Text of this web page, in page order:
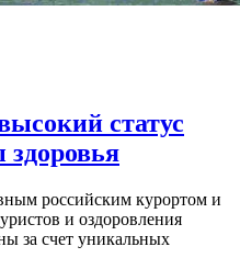
статус
здоровья
российским курортом и
и оздоровления
за счет уникальных